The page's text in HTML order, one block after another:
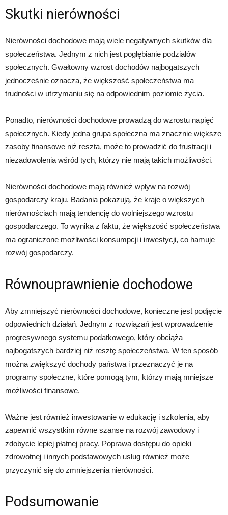
Skutki nierówności
Nierówności dochodowe mają wiele negatywnych skutków dla
społeczeństwa. Jednym z nich jest pogłębianie podziałów
społecznych. Gwałtowny wzrost dochodów najbogatszych
jednocześnie oznacza, że większość społeczeństwa ma
trudności w utrzymaniu się na odpowiednim poziomie życia.
Ponadto, nierówności dochodowe prowadzą do wzrostu napięć
społecznych. Kiedy jedna grupa społeczna ma znacznie większe
zasoby finansowe niż reszta, może to prowadzić do frustracji i
niezadowolenia wśród tych, którzy nie mają takich możliwości.
Nierówności dochodowe mają również wpływ na rozwój
gospodarczy kraju. Badania pokazują, że kraje o większych
nierównościach mają tendencję do wolniejszego wzrostu
gospodarczego. To wynika z faktu, że większość społeczeństwa
ma ograniczone możliwości konsumpcji i inwestycji, co hamuje
rozwój gospodarczy.
Równouprawnienie dochodowe
Aby zmniejszyć nierówności dochodowe, konieczne jest podjęcie
odpowiednich działań. Jednym z rozwiązań jest wprowadzenie
progresywnego systemu podatkowego, który obciąża
najbogatszych bardziej niż resztę społeczeństwa. W ten sposób
można zwiększyć dochody państwa i przeznaczyć je na
programy społeczne, które pomogą tym, którzy mają mniejsze
możliwości finansowe.
Ważne jest również inwestowanie w edukację i szkolenia, aby
zapewnić wszystkim równe szanse na rozwój zawodowy i
zdobycie lepiej płatnej pracy. Poprawa dostępu do opieki
zdrowotnej i innych podstawowych usług również może
przyczynić się do zmniejszenia nierówności.
Podsumowanie